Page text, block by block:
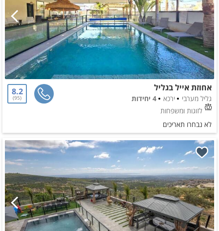
אחוזת אייל בגליל
גליל מערבי ירכא
4 יחידות
לזוגות ומשפחות
8.2
95
לא נבחרו תאריכים